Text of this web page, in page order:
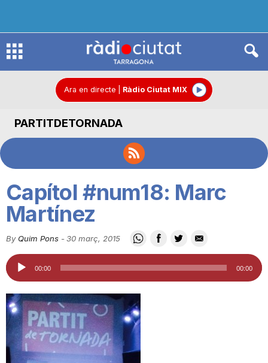
R
d
o
C
i
Ara en directe Ràdio Ciutat MIX
PARTITDETORNADA
Capítol #num18: Marc
Martínez
By Quim Pons -30 març, 2015
Reproductor
d'àudio
00:00 00:00